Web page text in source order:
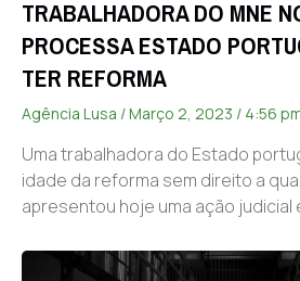
TRABALHADORA DO MNE
PROCESSA ESTADO
TER REFORMA
Agência Lusa Março 2, 2023 4:56
Uma trabalhadora do Estado
idade da reforma sem direito a
apresentou hoje uma ação judicial